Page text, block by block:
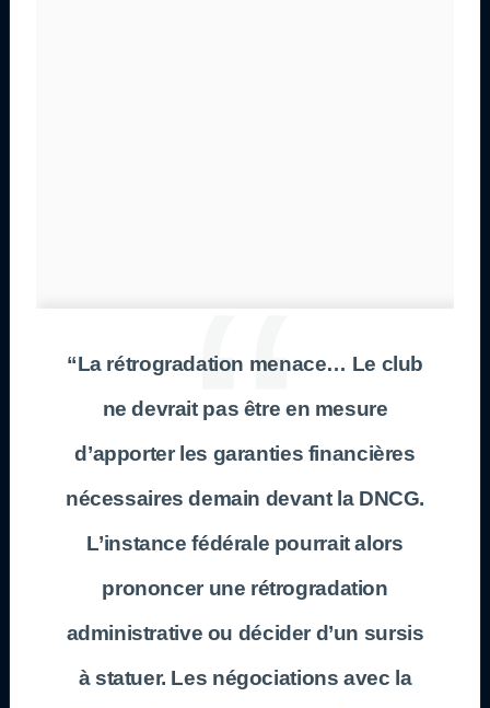
“La rétrogradation menace… Le club
ne devrait pas être en mesure
d’apporter les garanties financières
nécessaires demain devant la DNCG.
L’instance fédérale pourrait alors
prononcer une rétrogradation
administrative ou décider d’un sursis
à statuer. Les négociations avec la